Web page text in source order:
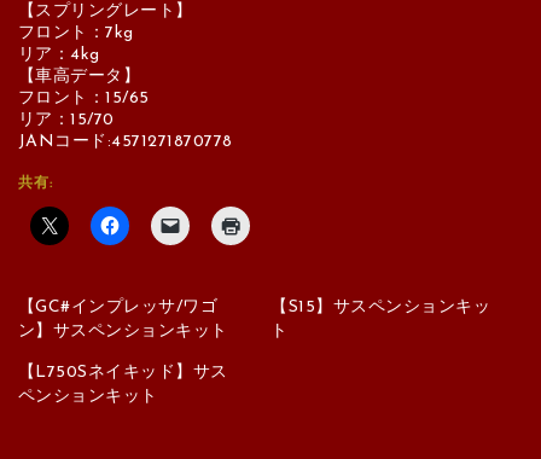
【スプリングレート】
フロント：7kg
リア：4kg
【車高データ】
フロント：15/65
リア：15/70
JANコード:4571271870778
共有:
【GC#インプレッサ/ワゴ
ン】サスペンションキット
【S15】サスペンションキッ
ト
【L750Sネイキッド】サス
ペンションキット